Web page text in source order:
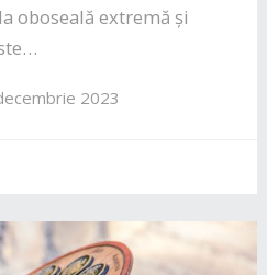
oboseală extremă și
2023